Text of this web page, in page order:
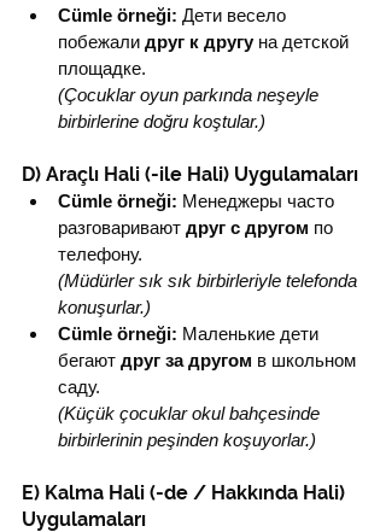
Cümle örneği: Дети весело
побежали друг к другу на детской
площадке.
(Çocuklar oyun parkında neşeyle
birbirlerine doğru koştular.)
D) Araçlı Hali (-ile Hali) Uygulamaları
Cümle örneği: Менеджеры часто
разговаривают друг с другом по
телефону.
(Müdürler sık sık birbirleriyle telefonda
konuşurlar.)
Cümle örneği: Маленькие дети
бегают друг за другом в школьном
саду.
(Küçük çocuklar okul bahçesinde
birbirlerinin peşinden koşuyorlar.)
E) Kalma Hali (-de / Hakkında Hali)
Uygulamaları